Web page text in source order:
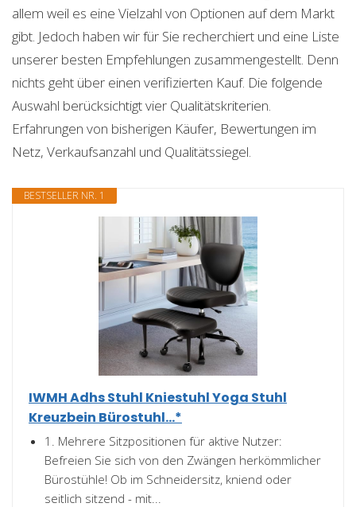
allem weil es eine Vielzahl von Optionen auf dem Markt
gibt. Jedoch haben wir für Sie recherchiert und eine Liste
unserer besten Empfehlungen zusammengestellt. Denn
nichts geht über einen verifizierten Kauf. Die folgende
Auswahl berücksichtigt vier Qualitätskriterien.
Erfahrungen von bisherigen Käufer, Bewertungen im
Netz, Verkaufsanzahl und Qualitätssiegel.
BESTSELLER NR. 1
IWMH Adhs Stuhl Kniestuhl Yoga Stuhl
Kreuzbein Bürostuhl...*
1. Mehrere Sitzpositionen für aktive Nutzer:
Befreien Sie sich von den Zwängen herkömmlicher
Bürostühle! Ob im Schneidersitz, kniend oder
seitlich sitzend - mit...